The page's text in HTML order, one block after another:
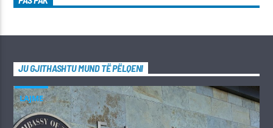
JU GJITHASHTU MUND TË PËLQENI
LAJME